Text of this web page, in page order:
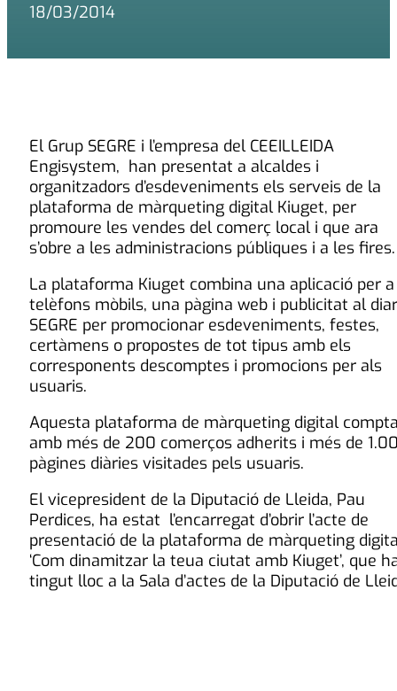
18/03/2014
El Grup SEGRE i l’empresa del CEEILLEIDA
Engisystem, han presentat a alcaldes i
organitzadors d’esdeveniments els serveis de la
plataforma de màrqueting digital Kiuget, per
promoure les vendes del comerç local i que ara
s’obre a les administracions públiques i a les fires.
La plataforma Kiuget combina una aplicació per a
telèfons mòbils, una pàgina web i publicitat al
SEGRE per promocionar esdeveniments, festes,
certàmens o propostes de tot tipus amb els
corresponents descomptes i promocions per als
usuaris.
Aquesta plataforma de màrqueting digital
amb més de 200 comerços adherits i més de
pàgines diàries visitades pels usuaris.
El vicepresident de la Diputació de Lleida, Pau
Perdices, ha estat l’encarregat d’obrir l’acte de
presentació de la plataforma de màrqueting
‘Com dinamitzar la teua ciutat amb Kiuget’, que
tingut lloc a la Sala d’actes de la Diputació de